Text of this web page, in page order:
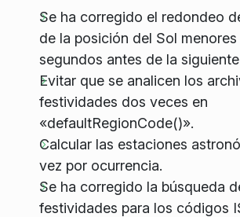
Se ha corregido el redondeo
de la posición del Sol
segundos antes de la
Evitar que se analicen los
festividades dos veces en
«defaultRegionCode()».
Calcular las estaciones
vez por ocurrencia.
Se ha corregido la búsqueda
festividades para los códigos